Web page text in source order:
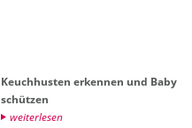
Keuch­hus­ten er­ken­nen und Baby
schüt­zen
wei­ter­le­sen